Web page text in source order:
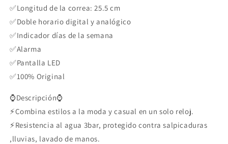
✅Longitud de la correa: 25.5 cm
✅Doble horario digital y analógico
✅Indicador días de la semana
✅Alarma
✅Pantalla LED
✅100% Original
⌚Descripción⌚
⚡Combina estilos a la moda y casual en un solo reloj.
⚡Resistencia al agua 3bar, protegido contra salpicaduras
,lluvias, lavado de manos.